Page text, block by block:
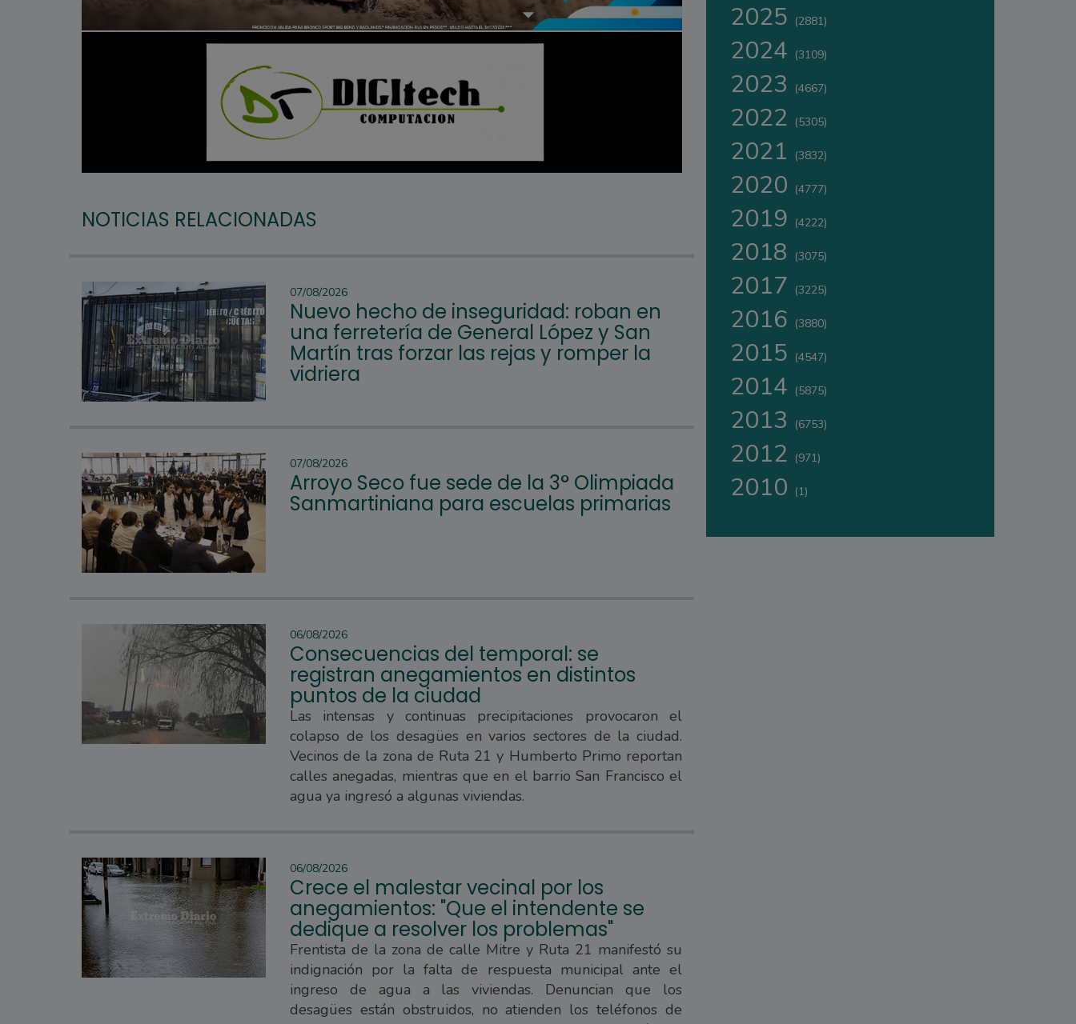
NOTICIAS RELACIONADAS
07/08/2026
Nuevo hecho de inseguridad: roban en
una ferretería de General López y San
Martín tras forzar las rejas y romper la
vidriera
07/08/2026
Arroyo Seco fue sede de la 3° Olimpiada
Sanmartiniana para escuelas primarias
06/08/2026
Consecuencias del temporal: se
registran anegamientos en distintos
puntos de la ciudad
Las intensas y continuas precipitaciones provocaron el
colapso de los desagües en varios sectores de la ciudad.
Vecinos de la zona de Ruta 21 y Humberto Primo reportan
calles anegadas, mientras que en el barrio San Francisco el
agua ya ingresó a algunas viviendas.
06/08/2026
Crece el malestar vecinal por los
anegamientos: "Que el intendente se
dedique a resolver los problemas"
Frentista de la zona de calle Mitre y Ruta 21 manifestó su
indignación por la falta de respuesta municipal ante el
ingreso de agua a las viviendas. Denuncian que los
desagües están obstruidos, no atienden los teléfonos de
2025 (2881)
2024 (3109)
2023 (4667)
2022 (5305)
2021 (3832)
2020 (4777)
2019 (4222)
2018 (3075)
2017 (3225)
2016 (3880)
2015 (4547)
2014 (5875)
2013 (6753)
2012 (971)
2010 (1)